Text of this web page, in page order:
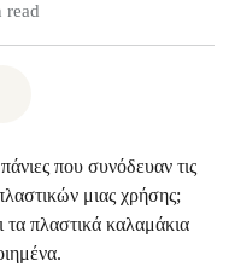
read
που συνόδευαν τις
μιας χρήσης;
πλαστικά καλαμάκια